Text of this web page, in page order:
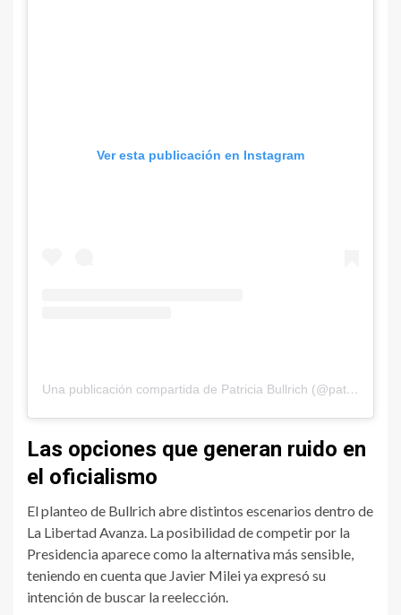
Ver esta publicación en Instagram
Una publicación compartida de Patricia Bullrich (@patobullrich)
Las opciones que generan ruido en
el oficialismo
El planteo de Bullrich abre distintos escenarios dentro de
La Libertad Avanza. La posibilidad de competir por la
Presidencia aparece como la alternativa más sensible,
teniendo en cuenta que Javier Milei ya expresó su
intención de buscar la reelección.